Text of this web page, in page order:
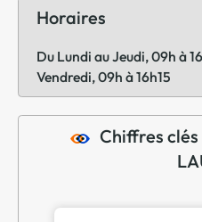
Horaires
Du Lundi au Jeudi, 09h à
Vendredi, 09h à 16h15
Chiffres clés